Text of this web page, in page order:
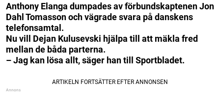
Anthony Elanga dumpades av förbundskaptenen Jon
Dahl Tomasson och vägrade svara på danskens
telefonsamtal.
Nu vill Dejan Kulusevski hjälpa till att mäkla fred
mellan de båda parterna.
– Jag kan lösa allt, säger han till Sportbladet.